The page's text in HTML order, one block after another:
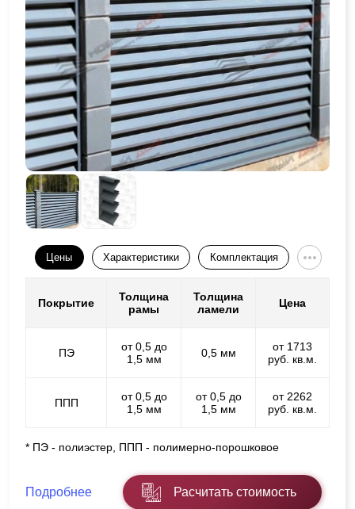
Цены Характеристики Комплектация
Покрытие
Толщина
рамы
Толщина
ламели
Цена
ПЭ
от 0,5 до
1,5 мм
0,5 мм
от 1713
руб. кв.м.
ППП
от 0,5 до
1,5 мм
от 0,5 до
1,5 мм
от 2262
руб. кв.м.
* ПЭ - полиэстер, ППП - полимерно-порошковое
Подробнее Расчитать стоимость